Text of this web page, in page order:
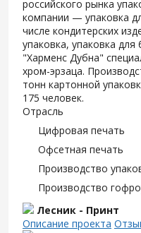
российского рынка
компании — упаковка
числе кондитерских
упаковка, упаковка
"Харменс Дубна"
хром-эрзаца.
тонн картонной
175 человек.
Отрасль
Цифровая печать
Офсетная печать
Производство
Производство
Лесник - Принт
Описание проекта